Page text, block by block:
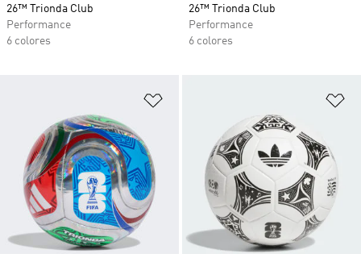
26™ Trionda Club
Performance
6 colores
26™ Trionda Club
Performance
6 colores